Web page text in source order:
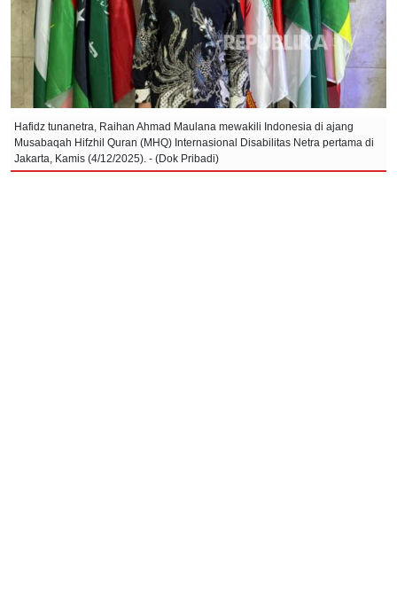
Hafidz tunanetra, Raihan Ahmad Maulana mewakili Indonesia di ajang
Musabaqah Hifzhil Quran (MHQ) Internasional Disabilitas Netra pertama di
Jakarta, Kamis (4/12/2025). - (Dok Pribadi)